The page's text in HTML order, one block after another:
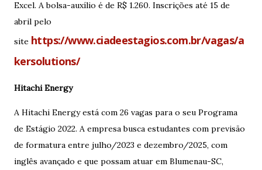
Excel. A bolsa-auxílio é de R$ 1.260. Inscrições até 15 de
abril pelo
site https://www.ciadeestagios.com.br/vagas/a
kersolutions/
Hitachi Energy
A Hitachi Energy está com 26 vagas para o seu Programa
de Estágio 2022. A empresa busca estudantes com previsão
de formatura entre julho/2023 e dezembro/2025, com
inglês avançado e que possam atuar em Blumenau-SC,